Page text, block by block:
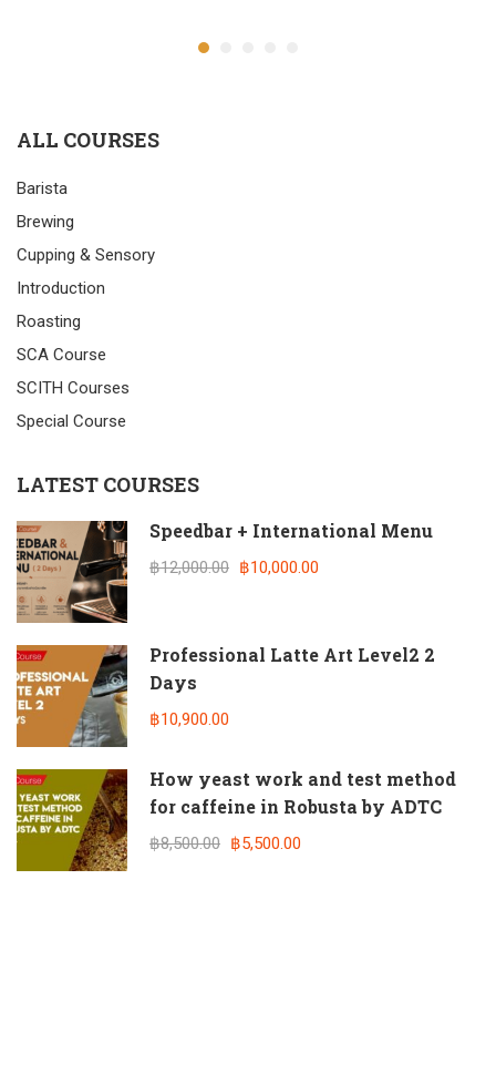
ALL COURSES
Barista
Brewing
Cupping & Sensory
Introduction
Roasting
SCA Course
SCITH Courses
Special Course
LATEST COURSES
Speedbar + International Menu
฿12,000.00 ฿10,000.00
Professional Latte Art Level2 2
Days
฿10,900.00
How yeast work and test method
for caffeine in Robusta by ADTC
฿8,500.00 ฿5,500.00